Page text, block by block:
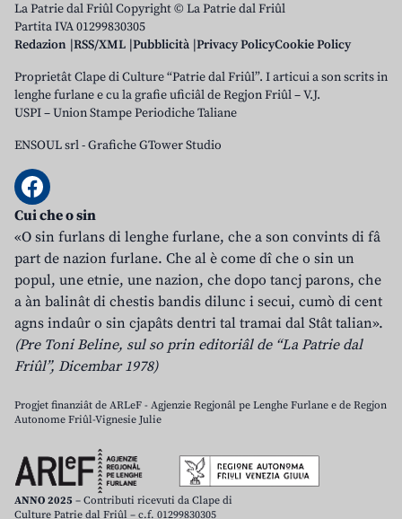
La Patrie dal Friûl Copyright © La Patrie dal Friûl
Partita IVA 01299830305
Redazion RSS/XML Pubblicità Privacy PolicyCookie Policy
Proprietât Clape di Culture “Patrie dal Friûl”. I articui a son scrits in
lenghe furlane e cu la grafie uficiâl de Regjon Friûl – V.J.
USPI – Union Stampe Periodiche Taliane
ENSOUL srl-Grafiche GTower Studio
Cui che o sin
«O sin furlans di lenghe furlane, che a son convints di fâ
part de nazion furlane. Che al è come dî che o sin un
popul, une etnie, une nazion, che dopo tancj parons, che
a àn balinât di chestis bandis dilunc i secui, cumò di cent
agns indaûr o sin cjapâts dentri tal tramai dal Stât talian».
(Pre Toni Beline, sul so prin editoriâl de “La Patrie dal
Friûl”, Dicembar 1978)
Progjet finanziât de ARLeF - Agjenzie Regjonâl pe Lenghe Furlane e de Regjon
Autonome Friûl-Vignesie Julie
ANNO 2025 – Contributi ricevuti da Clape di
Culture Patrie dal Friûl – c.f. 01299830305